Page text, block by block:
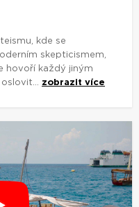
kde se
skepticismem,
hovoří každý jiným
zobrazit více